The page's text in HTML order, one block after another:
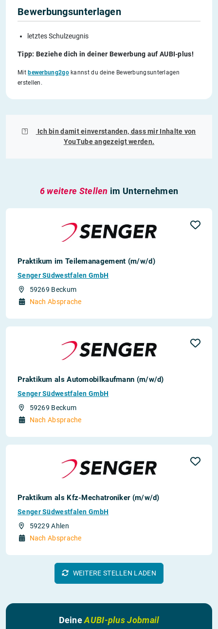
Bewerbungsunterlagen
letztes Schulzeugnis
Tipp: Beziehe dich in deiner Bewerbung auf AUBI-plus!
Mit bewerbung2gokannst du deine Bewerbungsunterlagen
erstellen.
Ich bin damit einverstanden, dass mir Inhalte von
YouTubeangezeigt werden.
6 weitere Stellen im Unternehmen
Praktikum im Teilemanagement (m/w/d)
Senger Südwestfalen GmbH
59269 Beckum
Nach Absprache
Praktikum als Automobilkaufmann (m/w/d)
Senger Südwestfalen GmbH
59269 Beckum
Nach Absprache
Praktikum als Kfz-Mechatroniker (m/w/d)
Senger Südwestfalen GmbH
59229 Ahlen
Nach Absprache
WEITERE STELLEN LADEN
DeineAUBI-plus Jobmail